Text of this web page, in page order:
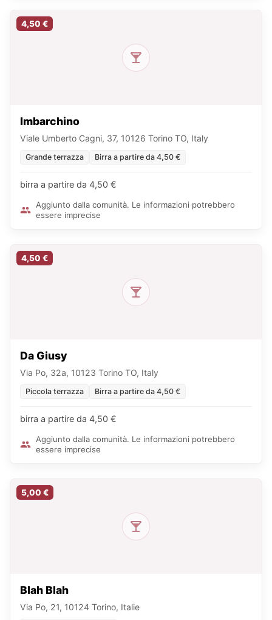
4,50 €
Imbarchino
Viale Umberto Cagni, 37, 10126 Torino TO, Italy
Grande terrazza Birra a partire da 4,50 €
birra a partire da 4,50 €
Aggiunto dalla comunità. Le informazioni potrebbero
essere imprecise
4,50 €
Da Giusy
Via Po, 32a, 10123 Torino TO, Italy
Piccola terrazza Birra a partire da 4,50 €
birra a partire da 4,50 €
Aggiunto dalla comunità. Le informazioni potrebbero
essere imprecise
5,00 €
Blah Blah
Via Po, 21, 10124 Torino, Italie